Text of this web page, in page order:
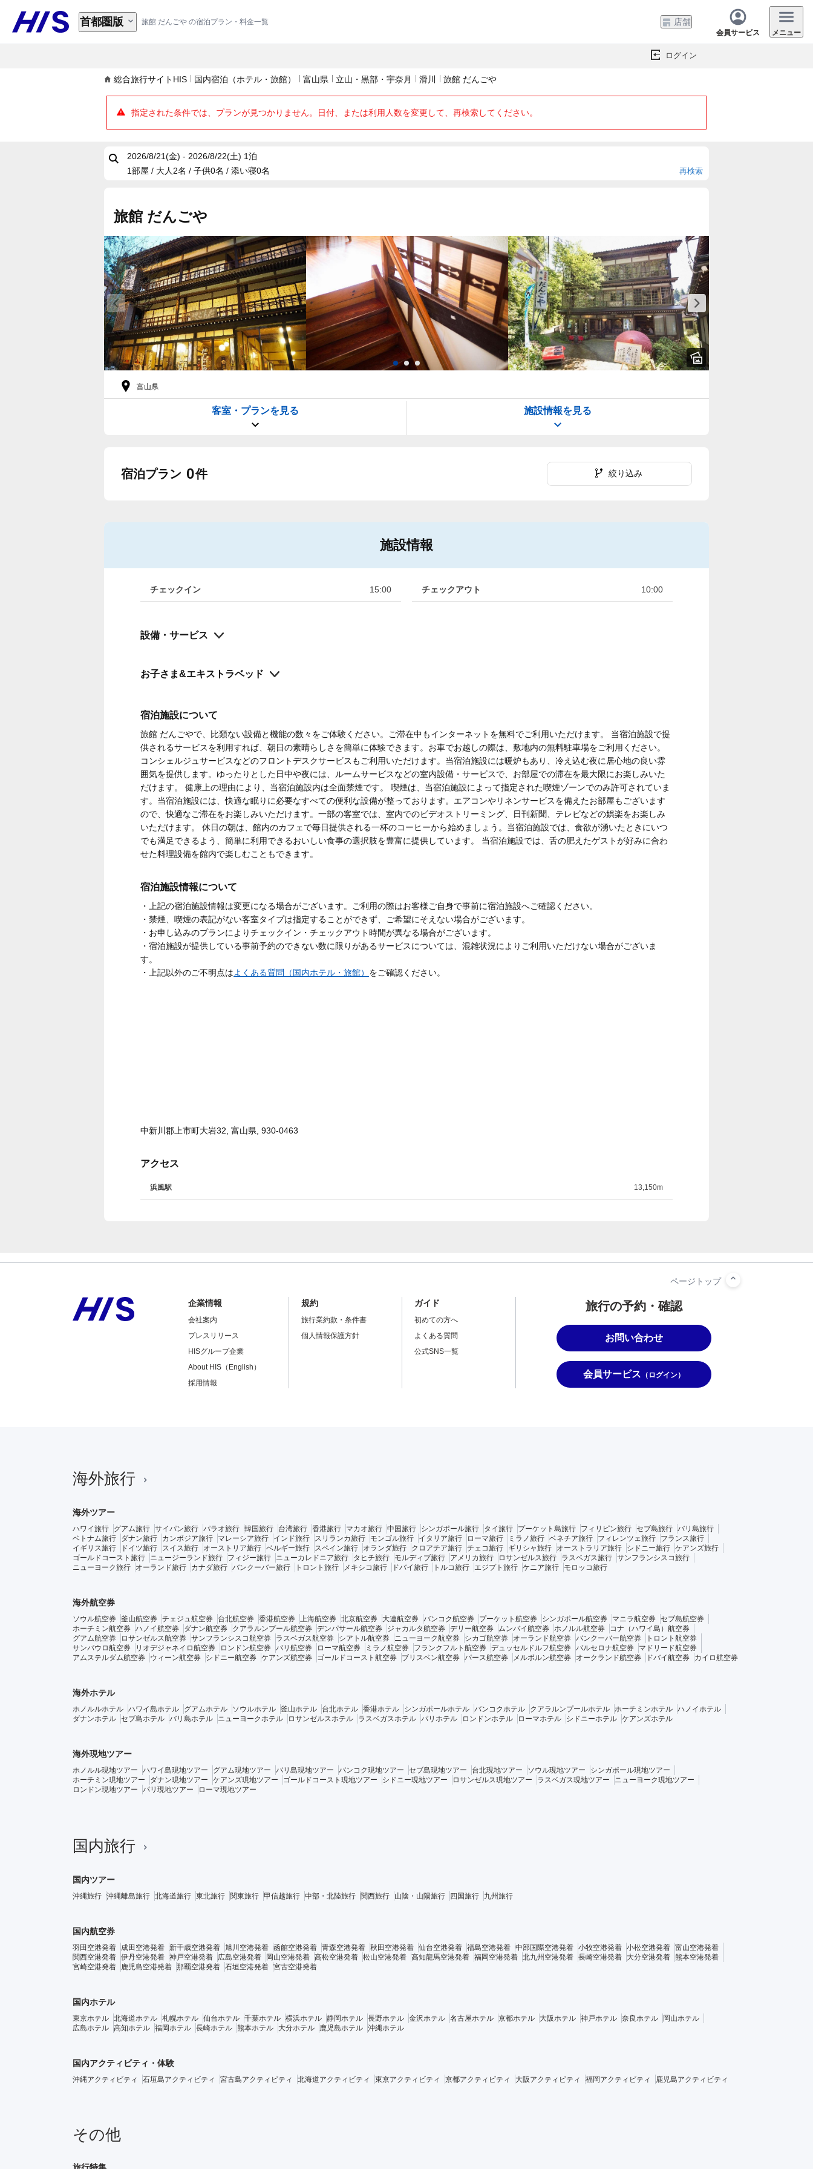
旅館 だんごや の宿泊プラン・料金一覧
首都圏版 店舗
会員サービス メニュー
ログイン
総合旅行サイトHIS 国内宿泊（ホテル・旅館） 富山県 立山・黒部・宇奈月 滑川 旅館 だんごや
指定された条件では、プランが見つかりません。日付、または利用人数を変更して、再検索してください。
2026/8/21(金) - 2026/8/22(土) 1泊
1部屋 / 大人2名 / 子供0名 / 添い寝0名
再検索
旅館 だんごや
富山県
客室・プランを見る 施設情報を見る
宿泊プラン 0件 絞り込み
施設情報
チェックイン 15:00 チェックアウト 10:00
設備・サービス
お子さま&エキストラベッド
宿泊施設について
旅館 だんごやで、比類ない設備と機能の数々をご体験ください。ご滞在中もインターネットを無料でご利用いただけます。 当宿泊施設で提
供されるサービスを利用すれば、朝日の素晴らしさを簡単に体験できます。お車でお越しの際は、敷地内の無料駐車場をご利用ください。
コンシェルジュサービスなどのフロントデスクサービスもご利用いただけます。当宿泊施設には暖炉もあり、冷え込む夜に居心地の良い雰
囲気を提供します。ゆったりとした日中や夜には、ルームサービスなどの室内設備・サービスで、お部屋での滞在を最大限にお楽しみいた
だけます。 健康上の理由により、当宿泊施設内は全面禁煙です。 喫煙は、当宿泊施設によって指定された喫煙ゾーンでのみ許可されていま
す。当宿泊施設には、快適な眠りに必要なすべての便利な設備が整っております。エアコンやリネンサービスを備えたお部屋もございます
ので、快適なご滞在をお楽しみいただけます。一部の客室では、室内でのビデオストリーミング、日刊新聞、テレビなどの娯楽をお楽しみ
いただけます。 休日の朝は、館内のカフェで毎日提供される一杯のコーヒーから始めましょう。当宿泊施設では、食欲が湧いたときにいつ
でも満足できるよう、簡単に利用できるおいしい食事の選択肢を豊富に提供しています。 当宿泊施設では、舌の肥えたゲストが好みに合わ
せた料理設備を館内で楽しむこともできます。
宿泊施設情報について
・上記の宿泊施設情報は変更になる場合がございます。ご利用の際はお客様ご自身で事前に宿泊施設へご確認ください。
・禁煙、喫煙の表記がない客室タイプは指定することができず、ご希望にそえない場合がございます。
・お申し込みのプランによりチェックイン・チェックアウト時間が異なる場合がございます。
・宿泊施設が提供している事前予約のできない数に限りがあるサービスについては、混雑状況によりご利用いただけない場合がございま
す。
・上記以外のご不明点はよくある質問（国内ホテル・旅館） をご確認ください。
中新川郡上市町大岩32, 富山県, 930-0463
アクセス
浜風駅 13,150m
旅行の予約・確認
お問い合わせ
会員サービス （ログイン）
企業情報
会社案内
プレスリリース
HISグループ企業
About HIS（English）
採用情報
規約
旅行業約款・条件書
個人情報保護方針
ガイド
初めての方へ
よくある質問
公式SNS一覧
海外旅行
海外ツアー
ハワイ旅行 グアム旅行 サイパン旅行 パラオ旅行 韓国旅行 台湾旅行 香港旅行 マカオ旅行 中国旅行 シンガポール旅行 タイ旅行 プーケット島旅行 フィリピン旅行 セブ島旅行 バリ島旅行
ベトナム旅行
ダナン旅行 カンボジア旅行 マレーシア旅行 インド旅行 スリランカ旅行 モンゴル旅行 イタリア旅行 ローマ旅行 ミラノ旅行 ベネチア旅行 フィレンツェ旅行
フランス旅行
イギリス旅行
ドイツ旅行 スイス旅行 オーストリア旅行 ベルギー旅行 スペイン旅行 オランダ旅行 クロアチア旅行 チェコ旅行 ギリシャ旅行 オーストラリア旅行 シドニー旅行 ケアンズ旅行
ゴールドコースト旅行
ニュージーランド旅行 フィジー旅行 ニューカレドニア旅行 タヒチ旅行 モルディブ旅行 アメリカ旅行 ロサンゼルス旅行 ラスベガス旅行 サンフランシスコ旅行
ニューヨーク旅行
オーランド旅行 カナダ旅行 バンクーバー旅行 トロント旅行 メキシコ旅行 ドバイ旅行 トルコ旅行 エジプト旅行 ケニア旅行 モロッコ旅行
海外航空券
ソウル航空券 釜山航空券 チェジュ航空券 台北航空券 香港航空券 上海航空券 北京航空券 大連航空券 バンコク航空券 プーケット航空券 シンガポール航空券 マニラ航空券 セブ島航空券
ホーチミン航空券 ハノイ航空券 ダナン航空券 クアラルンプール航空券 デンパサール航空券 ジャカルタ航空券 デリー航空券 ムンバイ航空券 ホノルル航空券
コナ（ハワイ島）航空券
グアム航空券
ロサンゼルス航空券 サンフランシスコ航空券 ラスベガス航空券 シアトル航空券 ニューヨーク航空券 シカゴ航空券 オーランド航空券 バンクーバー航空券
トロント航空券
サンパウロ航空券
リオデジャネイロ航空券 ロンドン航空券 パリ航空券 ローマ航空券 ミラノ航空券 フランクフルト航空券 デュッセルドルフ航空券 バルセロナ航空券
マドリード航空券
アムステルダム航空券
ウィーン航空券 シドニー航空券 ケアンズ航空券 ゴールドコースト航空券 ブリスベン航空券 パース航空券 メルボルン航空券 オークランド航空券 ドバイ航空券 カイロ航空券
海外ホテル
ホノルルホテル ハワイ島ホテル グアムホテル ソウルホテル 釜山ホテル 台北ホテル 香港ホテル シンガポールホテル バンコクホテル クアラルンプールホテル ホーチミンホテル ハノイホテル
ダナンホテル セブ島ホテル バリ島ホテル ニューヨークホテル ロサンゼルスホテル ラスベガスホテル パリホテル ロンドンホテル ローマホテル シドニーホテル ケアンズホテル
海外現地ツアー
ホノルル現地ツアー ハワイ島現地ツアー グアム現地ツアー バリ島現地ツアー バンコク現地ツアー セブ島現地ツアー 台北現地ツアー ソウル現地ツアー
シンガポール現地ツアー
ホーチミン現地ツアー
ダナン現地ツアー ケアンズ現地ツアー ゴールドコースト現地ツアー シドニー現地ツアー ロサンゼルス現地ツアー ラスベガス現地ツアー
ニューヨーク現地ツアー
ロンドン現地ツアー
パリ現地ツアー ローマ現地ツアー
国内旅行
国内ツアー
沖縄旅行 沖縄離島旅行 北海道旅行 東北旅行 関東旅行 甲信越旅行 中部・北陸旅行 関西旅行 山陰・山陽旅行 四国旅行 九州旅行
国内航空券
羽田空港発着 成田空港発着 新千歳空港発着 旭川空港発着 函館空港発着 青森空港発着 秋田空港発着 仙台空港発着 福島空港発着 中部国際空港発着 小牧空港発着 小松空港発着 富山空港発着
関西空港発着 伊丹空港発着 神戸空港発着 広島空港発着 岡山空港発着 高松空港発着 松山空港発着 高知龍馬空港発着 福岡空港発着 北九州空港発着 長崎空港発着 大分空港発着 熊本空港発着
宮崎空港発着
鹿児島空港発着 那覇空港発着 石垣空港発着 宮古空港発着
国内ホテル
東京ホテル 北海道ホテル 札幌ホテル 仙台ホテル 千葉ホテル 横浜ホテル 静岡ホテル 長野ホテル 金沢ホテル 名古屋ホテル 京都ホテル 大阪ホテル 神戸ホテル 奈良ホテル
岡山ホテル
広島ホテル 高知ホテル 福岡ホテル 長崎ホテル 熊本ホテル 大分ホテル 鹿児島ホテル 沖縄ホテル
国内アクティビティ・体験
沖縄アクティビティ 石垣島アクティビティ 宮古島アクティビティ 北海道アクティビティ 東京アクティビティ 京都アクティビティ 大阪アクティビティ 福岡アクティビティ 鹿児島アクティビティ
その他